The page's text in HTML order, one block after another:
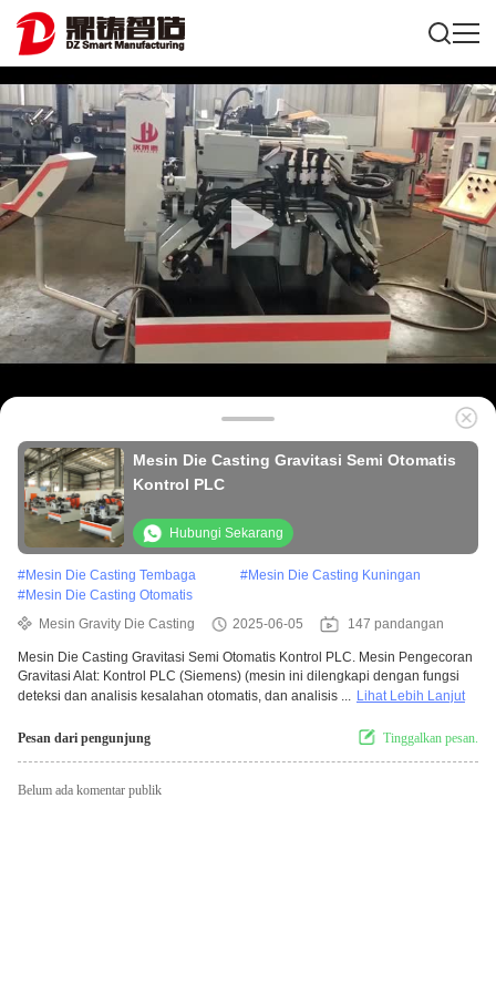
Mesin Die Casting Gravitasi Semi Otomatis
Kontrol PLC
Hubungi Sekarang
#Mesin Die Casting Tembaga #Mesin Die Casting Kuningan
#Mesin Die Casting Otomatis
Mesin Gravity Die Casting
2025-06-05 147 pandangan
Mesin Die Casting Gravitasi Semi Otomatis Kontrol PLC. Mesin Pengecoran
Gravitasi Alat: Kontrol PLC (Siemens) (mesin ini dilengkapi dengan fungsi
deteksi dan analisis kesalahan otomatis, dan analisis ... Lihat Lebih Lanjut
Pesan dari pengunjung Tinggalkan pesan.
Belum ada komentar publik